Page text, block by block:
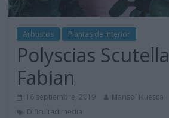
Arbustos Plantas de interior
Polyscias
Fabian
16 septiembre, 2019 Marisol Huesca
Dificultad media